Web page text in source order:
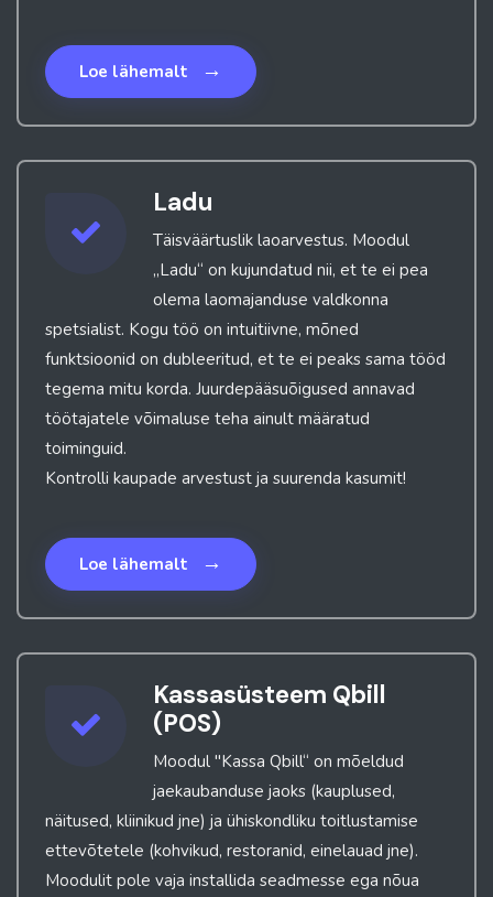
Loe lähemalt →
Ladu
Täisväärtuslik laoarvestus. Moodul
„Ladu“ on kujundatud nii, et te ei pea
olema laomajanduse valdkonna
spetsialist. Kogu töö on intuitiivne, mõned
funktsioonid on dubleeritud, et te ei peaks sama tööd
tegema mitu korda. Juurdepääsuõigused annavad
töötajatele võimaluse teha ainult määratud
toiminguid.
Kontrolli kaupade arvestust ja suurenda kasumit!
Loe lähemalt →
Kassasüsteem Qbill
(POS)
Moodul "Kassa Qbill“ on mõeldud
jaekaubanduse jaoks (kauplused,
näitused, kliinikud jne) ja ühiskondliku toitlustamise
ettevõtetele (kohvikud, restoranid, einelauad jne).
Moodulit pole vaja installida seadmesse ega nõua